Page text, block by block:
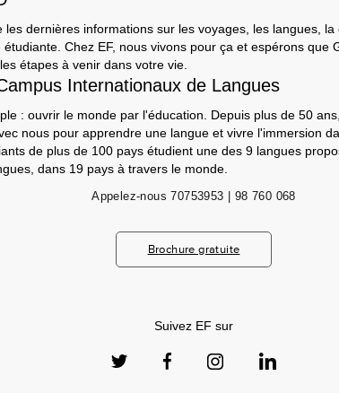
les dernières informations sur les voyages, les langues,
Chez EF, nous vivons pour ça et espérons que
étapes à venir dans votre vie.
Internationaux de Langues
: ouvrir le monde par l'éducation. Depuis plus de 50
nous pour apprendre une langue et vivre l'immersion
de plus de 100 pays étudient une des 9 langues
dans 19 pays à travers le monde.
Appelez-nous 70753953 | 98 760 068
Brochure gratuite
Suivez EF sur